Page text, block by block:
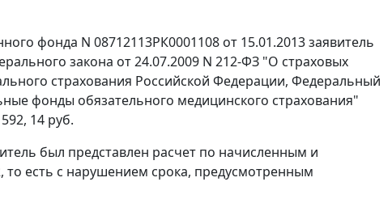
фонда N 08712113РК0001108 от 15.01.2013 заявитель
закона от 24.07.2009 N 212-ФЗ "О страховых
страхования Российской Федерации, Федеральный
фонды обязательного медицинского страхования"
14 руб.
был представлен расчет по начисленным и
то есть с нарушением срока, предусмотренным